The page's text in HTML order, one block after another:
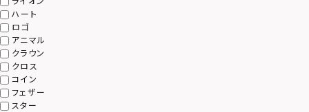
ハート
ロゴ
アニマル
クラウン
クロス
コイン
フェザー
スター